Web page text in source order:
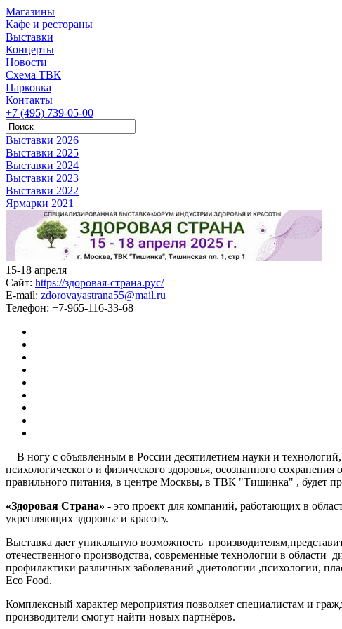
Магазины
Кафе и рестораны
Выставки
Концерты
Новости
Схема ТВК
Парковка
Контакты
+7 (495) 739-05-00
Выставки 2026
Выставки 2025
Выставки 2024
Выставки 2023
Выставки 2022
Ярмарки 2021
15-18 апреля
Сайт: https://здоровая-страна.рус/
E-mail: zdorovayastrana55@mail.ru
Телефон: +7-965-116-33-68
В ногу с объявленным в России десятилетием науки и
психологического и физического здоровья, осознанного
правильного питания, в центре Москвы, в ТВК "Тишинка" , будет
«Здоровая Страна» - это проект для компаний, работающих в
укрепляющих здоровье и красоту.
Выставка дает уникальную возможность
отечественного производства, современные технологии в области
профилактики различных заболеваний ,диетологии ,психологии,
Eco Food.
Комплексный характер мероприятия позволяет специалистам и
производители смогут найти новых партнёров.